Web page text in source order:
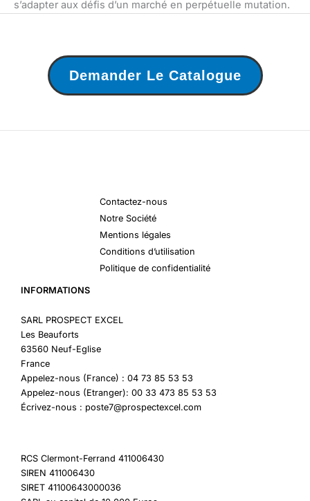
s’adapter aux défis d’un marché en perpétuelle mutation.
Demander Le Catalogue
Contactez-nous
Notre Société
Mentions légales
Conditions d’utilisation
Politique de confidentialité
INFORMATIONS
SARL PROSPECT EXCEL
Les Beauforts
63560 Neuf-Eglise
France
Appelez-nous (France) : 04 73 85 53 53
Appelez-nous (Etranger): 00 33 473 85 53 53
Écrivez-nous : poste7@prospectexcel.com
RCS Clermont-Ferrand 411006430
SIREN 411006430
SIRET 41100643000036